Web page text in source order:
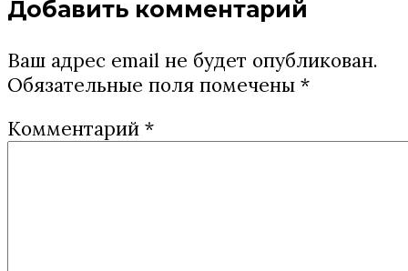
Добавить комментарий
Ваш адрес email не будет опубликован.
Обязательные поля помечены *
Комментарий *